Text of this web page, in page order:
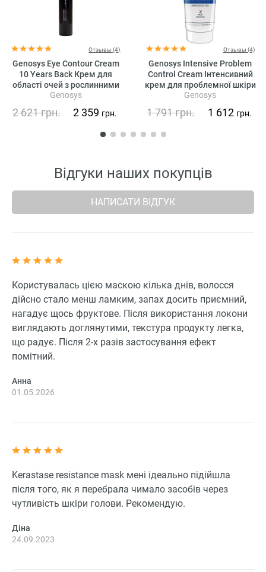
Отзывы (4)
Genosys Eye Contour Cream
10 Years Back Крем для
області очей з рослинними
стовбуровими клітинами
Genosys
2 621грн. 2 359 грн.
Отзывы (4)
Genosys Intensive Problem
Control Cream Інтенсивний
крем для проблемної шкіри
Genosys
1 791грн. 1 612 грн.
Відгуки наших покупців
НАПИСАТИ ВІДГУК
Користувалась цією маскою кілька днів, волосся
дійсно стало менш ламким, запах досить приємний,
нагадує щось фруктове. Після використання локони
виглядають доглянутими, текстура продукту легка,
що радує. Після 2-х разів застосування ефект
помітний.
Анна
01.05.2026
Kerastase resistance mask мені ідеально підійшла
після того, як я перебрала чимало засобів через
чутливість шкіри голови. Рекомендую.
Діна
24.09.2023